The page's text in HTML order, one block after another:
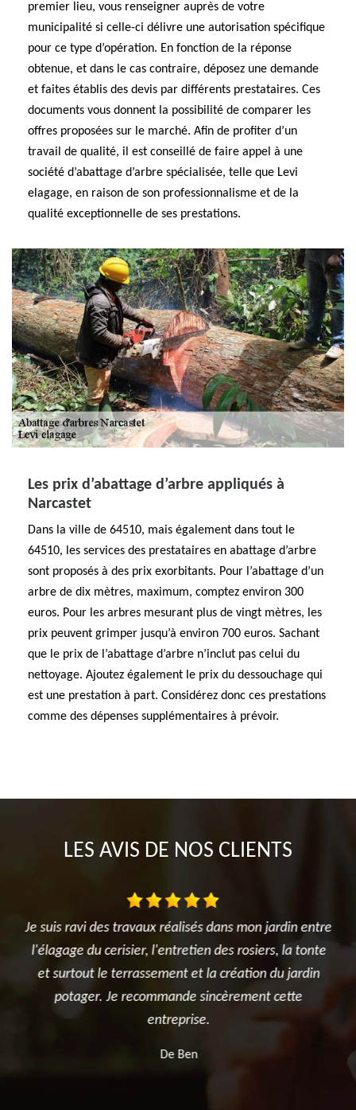
premier lieu, vous renseigner auprès de votre
municipalité si celle-ci délivre une autorisation spécifique
pour ce type d’opération. En fonction de la réponse
obtenue, et dans le cas contraire, déposez une demande
et faites établis des devis par différents prestataires. Ces
documents vous donnent la possibilité de comparer les
offres proposées sur le marché. Afin de profiter d’un
travail de qualité, il est conseillé de faire appel à une
société d’abattage d’arbre spécialisée, telle que Levi
elagage, en raison de son professionnalisme et de la
qualité exceptionnelle de ses prestations.
Les prix d’abattage d’arbre appliqués à
Narcastet
Dans la ville de 64510, mais également dans tout le
64510, les services des prestataires en abattage d’arbre
sont proposés à des prix exorbitants. Pour l’abattage d’un
arbre de dix mètres, maximum, comptez environ 300
euros. Pour les arbres mesurant plus de vingt mètres, les
prix peuvent grimper jusqu’à environ 700 euros. Sachant
que le prix de l’abattage d’arbre n’inclut pas celui du
nettoyage. Ajoutez également le prix du dessouchage qui
est une prestation à part. Considérez donc ces prestations
comme des dépenses supplémentaires à prévoir.
LES AVIS DE NOS CLIENTS
Je suis ravi des travaux réalisés dans mon jardin entre
l'élagage du cerisier, l'entretien des rosiers, la tonte
et surtout le terrassement et la création du jardin
potager. Je recommande sincèrement cette
entreprise.
De Ben